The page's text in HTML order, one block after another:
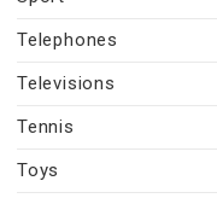
Telephones
Televisions
Tennis
Toys